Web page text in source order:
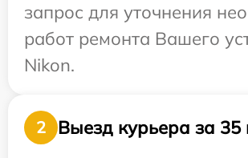
запрос для уточнения
работ ремонта Вашего
Nikon.
2
Выезд курьера за 35